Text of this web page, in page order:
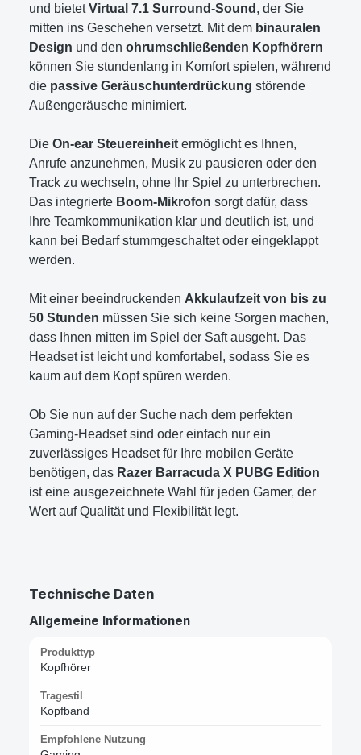
und bietetVirtual 7.1 Surround-Sound , der Sie
mitten ins Geschehen versetzt. Mit dem binauralen
Design und den ohrumschließenden Kopfhörern
können Sie stundenlang in Komfort spielen, während
die passive Geräuschunterdrückung störende
Außengeräusche minimiert.
Die On-ear Steuereinheit ermöglicht es Ihnen,
Anrufe anzunehmen, Musik zu pausieren oder den
Track zu wechseln, ohne Ihr Spiel zu unterbrechen.
Das integrierte Boom-Mikrofon sorgt dafür, dass
Ihre Teamkommunikation klar und deutlich ist, und
kann bei Bedarf stummgeschaltet oder eingeklappt
werden.
Mit einer beeindruckenden Akkulaufzeit von bis zu
50 Stunden müssen Sie sich keine Sorgen machen,
dass Ihnen mitten im Spiel der Saft ausgeht. Das
Headset ist leicht und komfortabel, sodass Sie es
kaum auf dem Kopf spüren werden.
Ob Sie nun auf der Suche nach dem perfekten
Gaming-Headset sind oder einfach nur ein
zuverlässiges Headset für Ihre mobilen Geräte
benötigen, das Razer Barracuda X PUBG Edition
ist eine ausgezeichnete Wahl für jeden Gamer, der
Wert auf Qualität und Flexibilität legt.
Technische Daten
Allgemeine Informationen
Produkttyp
Kopfhörer
Tragestil
Kopfband
Empfohlene Nutzung